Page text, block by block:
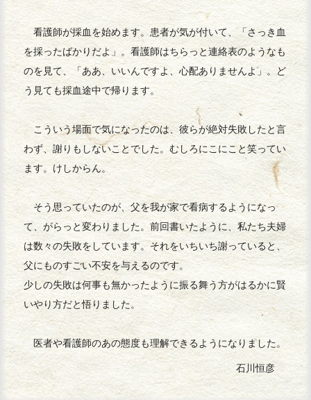
看護師が採血を始めます。患者が気が付いて、「さっき血
を採ったばかりだよ」。看護師はちらっと連絡表のようなも
のを見て、「ああ、いいんですよ、心配ありませんよ」。ど
う見ても採血途中で帰ります。
こういう場面で気になったのは、彼らが絶対失敗したと言
わず、謝りもしないことでした。むしろにこにこと笑ってい
ます。けしからん。
そう思っていたのが、父を我が家で看病するようになっ
て、がらっと変わりました。前回書いたように、私たち夫婦
は数々の失敗をしています。それをいちいち謝っていると、
父にものすごい不安を与えるのです。
少しの失敗は何事も無かったように振る舞う方がはるかに賢
いやり方だと悟りました。
医者や看護師のあの態度も理解できるようになりました。
石川恒彦